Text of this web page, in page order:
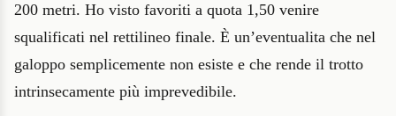
200 metri. Ho visto favoriti a quota 1,50 venire
squalificati nel rettilineo finale. È un’eventualita che nel
galoppo semplicemente non esiste e che rende il trotto
intrinsecamente più imprevedibile.